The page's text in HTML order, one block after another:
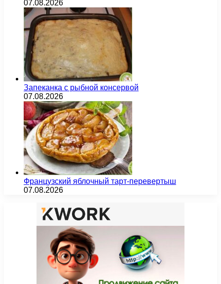
07.08.2026
Запеканка с рыбной консервой
07.08.2026
Французский яблочный тарт-перевертыш
07.08.2026